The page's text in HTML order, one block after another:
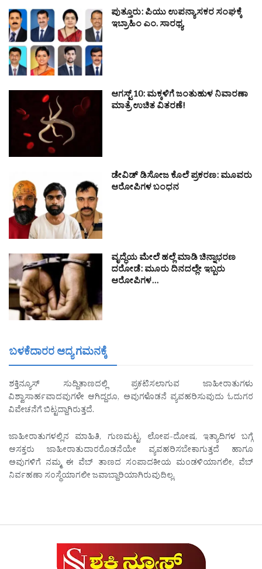
ಪುತ್ತೂರು: ಪಿಯು ಉಪನ್ಯಾಸಕರ ಸಂಘಕ್ಕೆ
ಇಬ್ರಾಹಿಂ ಎಂ. ಸಾರಥ್ಯ
ಆಗಸ್ಟ್ 10: ಮಕ್ಕಳಿಗೆ ಜಂತುಹುಳ ನಿವಾರಣಾ
ಮಾತ್ರೆ ಉಚಿತ ವಿತರಣೆ!
ಡೇವಿಡ್ ಡಿಸೋಜ ಕೊಲೆ ಪ್ರಕರಣ: ಮೂವರು
ಆರೋಪಿಗಳ ಬಂಧನ
ವೃದ್ಧೆಯ ಮೇಲೆ ಹಲ್ಲೆ ಮಾಡಿ ಚಿನ್ನಾಭರಣ
ದರೋಡೆ: ಮೂರು ದಿನದಲ್ಲೇ ಇಬ್ಬರು
ಆರೋಪಿಗಳ…
ಬಳಕೆದಾರರ ಆದ್ಯ ಗಮನಕ್ಕೆ
ಶಕ್ತಿನ್ಯೂಸ್ ಸುದ್ದಿತಾಣದಲ್ಲಿ ಪ್ರಕಟಿಸಲಾಗುವ ಜಾಹೀರಾತುಗಳು
ವಿಶ್ವಾಸಾರ್ಹವಾದವುಗಳೇ ಆಗಿದ್ದರೂ, ಅವುಗಳೊಡನೆ ವ್ಯವಹರಿಸುವುದು ಓದುಗರ
ವಿವೇಚನೆಗೆ ಬಿಟ್ಟದ್ದಾಗಿರುತ್ತದೆ.
ಜಾಹೀರಾತುಗಳಲ್ಲಿನ ಮಾಹಿತಿ, ಗುಣಮಟ್ಟ, ಲೋಪ-ದೋಷ, ಇತ್ಯಾದಿಗಳ ಬಗ್ಗೆ
ಆಸಕ್ತರು ಜಾಹೀರಾತುದಾರರೊಡನೆಯೇ ವ್ಯವಹರಿಸಬೇಕಾಗುತ್ತದೆ ಹಾಗೂ
ಅವುಗಳಿಗೆ ನಮ್ಮ ಈ ವೆಬ್ ತಾಣದ ಸಂಪಾದಕೀಯ ಮಂಡಳಿಯಾಗಲೀ, ವೆಬ್
ನಿರ್ವಹಣಾ ಸಂಸ್ಥೆಯಾಗಲೀ ಜವಾಬ್ದಾರಿಯಾಗಿರುವುದಿಲ್ಲ.